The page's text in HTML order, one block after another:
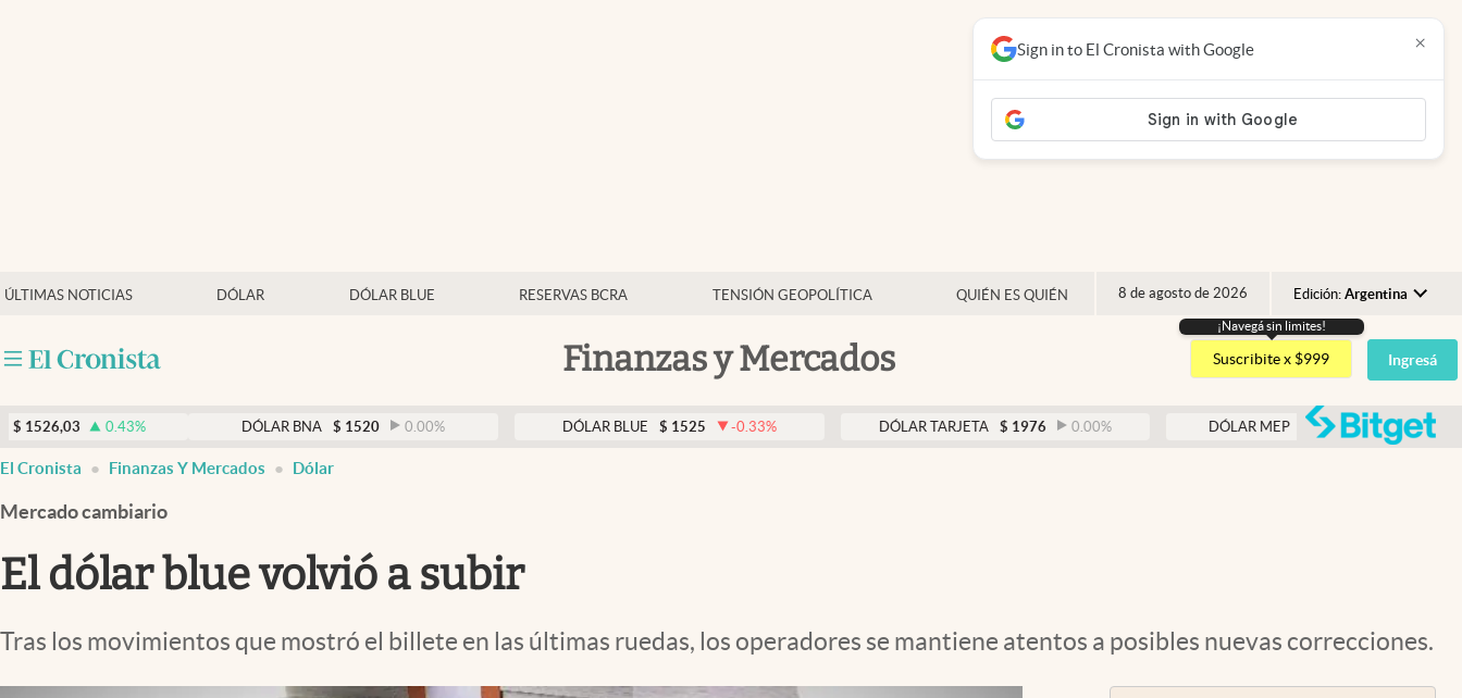
ÚLTIMAS NOTICIAS DÓLAR DÓLAR BLUE RESERVAS BCRA TENSIÓN GEOPOLÍTICA QUIÉN ES QUIÉN 8 de agosto de 2026 Edición: Argentina
Argentina
España
USA
Finanzas y Mercados
Mercados Online
Clima
¡Navegá sin limites!
Suscribite x $999 Ingresá
0.43% DÓLAR BNA $ 1520 0.00% DÓLAR BLUE $ 1525 -0.33 % DÓLAR TARJETA $ 1976 0.00% DÓLAR MEP $ 1526,03 0.43 %
Sign in to El Cronista with Google ×
El Cronista Finanzas Y Mercados Dólar
Mercado cambiario
El dólar blue volvió a subir
Tras los movimientos que mostró el billete en las últimas ruedas, los operadores se mantiene atentos a posibles nuevas correcciones.